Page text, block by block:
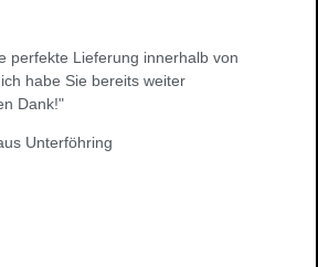
perfekte Lieferung innerhalb von
habe Sie bereits weiter
Dank!"
Unterföhring